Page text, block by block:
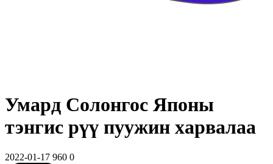
Умард Солонгос Японы
тэнгис рүү пуужин харвалаа
2022-01-17 960 0